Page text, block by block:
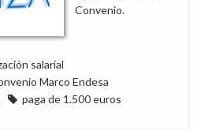
Convenio.
salarial
Marco Endesa
paga de 1.500 euros